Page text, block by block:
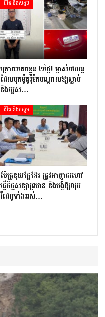
ជីវិត និងសង្គម
ក្រោយ​គេចខ្លួន ២​ថ្ងៃ​! ម្ចាស់​រថយន្ត​
ដែល​បុក​ម៉ូតូ​រ៉ឺ​ម៉ក​បណ្តាល​ឱ្យ​ស្លាប់
និង​របួស…
ជីវិត និងសង្គម
ម៉ែគ្រូនុយក្លែអ៊ែរ ត្រូវអាជ្ញាធរហៅ
ធ្វើកិច្ចសន្យាព្រមាន និងបង្ខំឱ្យលុប
វីដេអូទាំងអស់…